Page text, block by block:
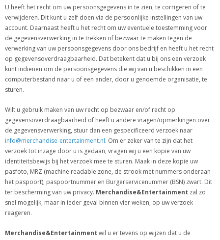
U heeft het recht om uw persoonsgegevens in te zien, te corrigeren of te
verwijderen. Dit kunt u zelf doen via de persoonlijke instellingen van uw
account. Daarnaast heeft u het recht om uw eventuele toestemming voor
de gegevensverwerking in te trekken of bezwaar te maken tegen de
verwerking van uw persoonsgegevens door ons bedrijf en heeft u het recht
op gegevensoverdraagbaarheid. Dat betekent dat u bij ons een verzoek
kunt indienen om de persoonsgegevens die wij van u beschikken in een
computerbestand naar u of een ander, door u genoemde organisatie, te
sturen.
Wilt u gebruik maken van uw recht op bezwaar en/of recht op
gegevensoverdraagbaarheid of heeft u andere vragen/opmerkingen over
de gegevensverwerking, stuur dan een gespecificeerd verzoek naar
info@merchandise-entertainment.nl. Om er zeker van te zijn dat het
verzoek tot inzage door u is gedaan, vragen wij u een kopie van uw
identiteitsbewijs bij het verzoek mee te sturen. Maak in deze kopie uw
pasfoto, MRZ (machine readable zone, de strook met nummers onderaan
het paspoort), paspoortnummer en Burgerservicenummer (BSN) zwart. Dit
ter bescherming van uw privacy. Merchandise&Entertainment zal zo
snel mogelijk, maar in ieder geval binnen vier weken, op uw verzoek
reageren.
Merchandise&Entertainment wil u er tevens op wijzen dat u de